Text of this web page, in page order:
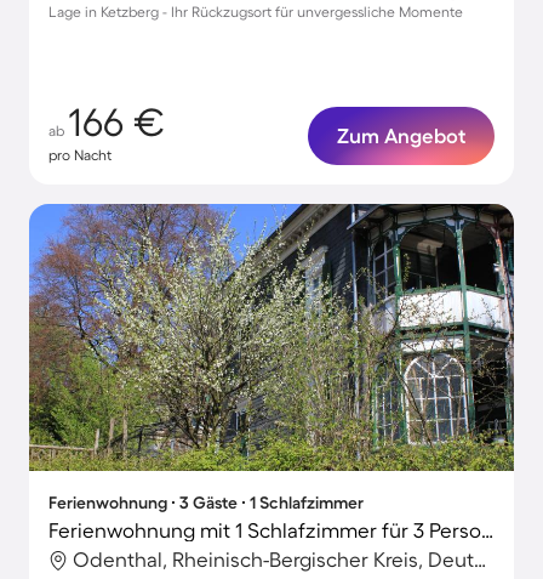
Lage in Ketzberg - Ihr Rückzugsort für unvergessliche Momente
ab 166 €
pro Nacht
Zum Angebot
Ferienwohnung ∙ 3 Gäste ∙ 1 Schlafzimmer
Ferienwohnung mit 1 Schlafzimmer für 3 Personen
Odenthal, Rheinisch-Bergischer Kreis, Deutschland